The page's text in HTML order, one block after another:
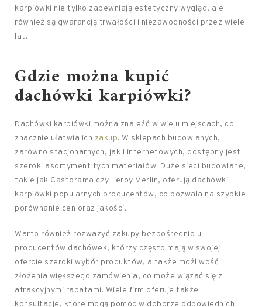
karpiówki nie tylko zapewniają estetyczny wygląd, ale
również są gwarancją trwałości i niezawodności przez wiele
lat.
Gdzie można kupić
dachówki karpiówki?
Dachówki karpiówki można znaleźć w wielu miejscach, co
znacznie ułatwia ich zakup. W sklepach budowlanych,
zarówno stacjonarnych, jak i internetowych, dostępny jest
szeroki asortyment tych materiałów. Duże sieci budowlane,
takie jak Castorama czy Leroy Merlin, oferują dachówki
karpiówki popularnych producentów, co pozwala na szybkie
porównanie cen oraz jakości.
Warto również rozważyć zakupy bezpośrednio u
producentów dachówek, którzy często mają w swojej
ofercie szeroki wybór produktów, a także możliwość
złożenia większego zamówienia, co może wiązać się z
atrakcyjnymi rabatami. Wiele firm oferuje także
konsultacje, które mogą pomóc w doborze odpowiednich